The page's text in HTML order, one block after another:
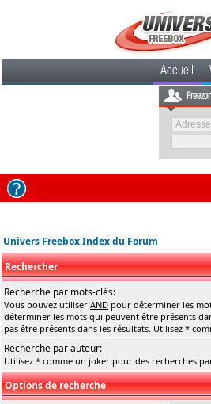
Accueil
Univers Freebox Index du Forum
Rechercher
Recherche par mots-clés:
Vous pouvez utiliser AND pour déterminer les
déterminer les mots qui peuvent être présents
pas être présents dans les résultats. Utilisez *
Recherche par auteur:
Utilisez * comme un joker pour des recherches
Options de recherche